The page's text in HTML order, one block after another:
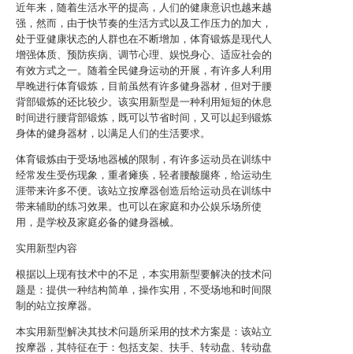
近年来，随着生活水平的提高，人们的健康意识也越来越
强，然而，由于快节奏的生活方式以及工作压力的加大，
处于亚健康状态的人群也在不断增加，体育锻炼是现代人
增强体质、预防疾病、调节心理、娱悦身心、适应社会的
有效方式之一。随着全民健身运动的开展，有许多人利用
早晚进行体育锻炼，目前虽然有许多健身器材，但对于腰
背部锻炼的还比较少。该实用新型是一种利用短短的休息
时间进行腰背部锻炼，既可以节省时间，又可以起到锻炼
身体的健身器材，以满足人们的生活要求。
体育锻炼由于受场地器械的限制，有许多运动员在训练中
经常发生受伤现象，重者瘫痪，轻者腰酸腿疼，给运动生
涯带来许多不便。该站立按摩器创造后给运动员在训练中
带来辅助的练习效果。也可以在家庭和办公娱乐场所使
用，是学校及家庭必备的健身器械。
实用新型内容
根据以上现有技术中的不足，本实用新型要解决的技术问
题是：提供一种结构简单，操作实用，不受场地和时间限
制的站立按摩器。
本实用新型解决其技术问题所采用的技术方案是：该站立
按摩器，其特征在于：包括支架、扶手、转动盘、转动盘